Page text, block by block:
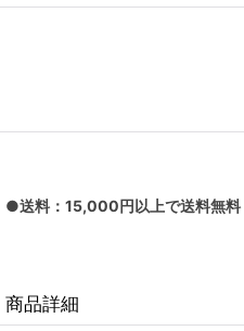
●送料：15,000円以上で送料無料
商品詳細